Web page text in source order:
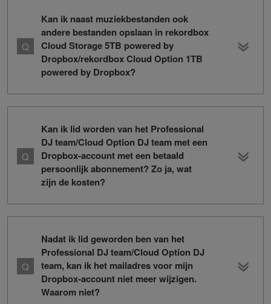
Kan ik naast muziekbestanden ook
andere bestanden opslaan in rekordbox
Cloud Storage 5TB powered by
Dropbox/rekordbox Cloud Option 1TB
powered by Dropbox?
Kan ik lid worden van het Professional
DJ team/Cloud Option DJ team met een
Dropbox-account met een betaald
persoonlijk abonnement? Zo ja, wat
zijn de kosten?
Nadat ik lid geworden ben van het
Professional DJ team/Cloud Option DJ
team, kan ik het mailadres voor mijn
Dropbox-account niet meer wijzigen.
Waarom niet?